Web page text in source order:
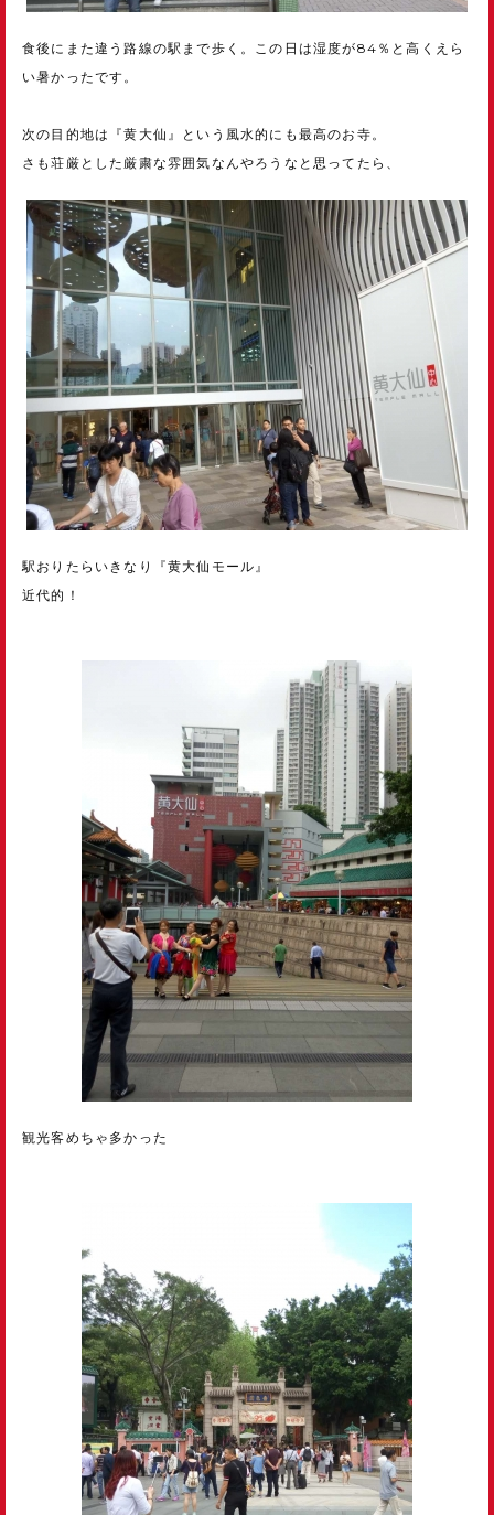
食後にまた違う路線の駅まで歩く。この日は湿度が84％と高くえら
い暑かったです。
次の目的地は『黄大仙』という風水的にも最高のお寺。
さも荘厳とした厳粛な雰囲気なんやろうなと思ってたら、
駅おりたらいきなり『黄大仙モール』
近代的！
観光客めちゃ多かった